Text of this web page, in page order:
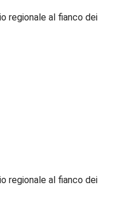
regionale al fianco dei
regionale al fianco dei